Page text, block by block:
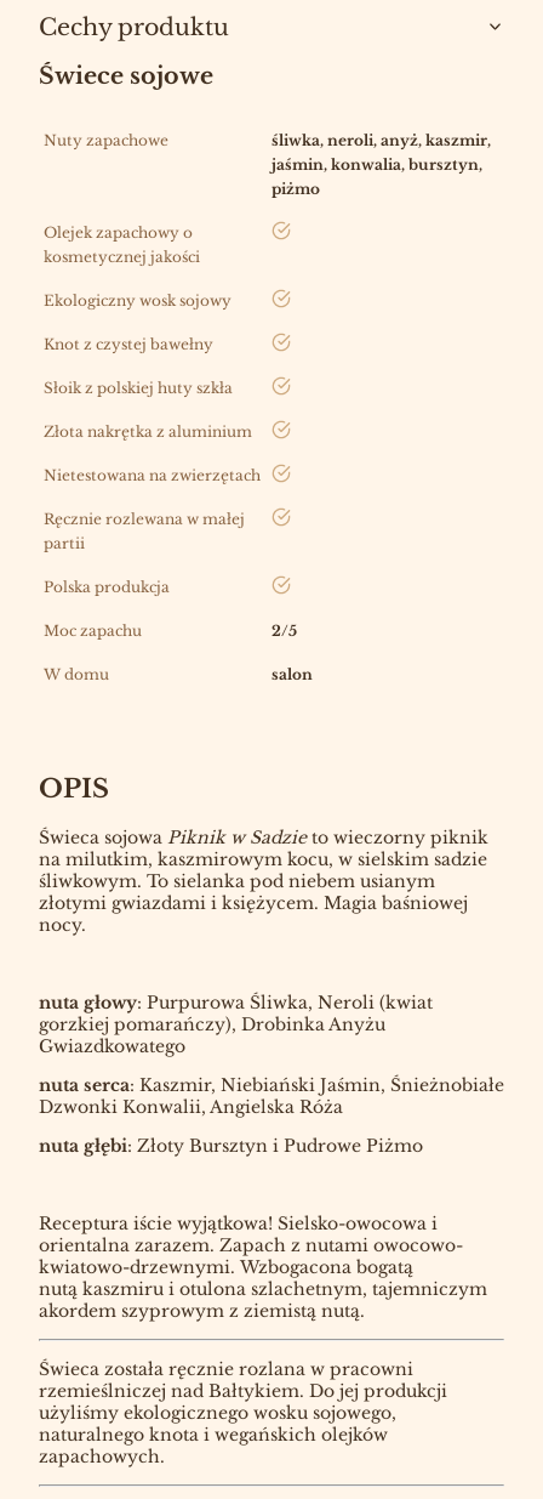
Cechy produktu
Świece sojowe
Nuty zapachowe
śliwka, neroli, anyż, kaszmir,
jaśmin, konwalia, bursztyn,
piżmo
Olejek zapachowy o
kosmetycznej jakości
tak
Ekologiczny wosk sojowy tak
Knot z czystej bawełny tak
Słoik z polskiej huty szkła tak
Złota nakrętka z aluminium tak
Nietestowana na zwierzętach tak
Ręcznie rozlewana w małej
partii
tak
Polska produkcja tak
Moc zapachu 2/5
W domu salon
OPIS
Świeca sojowa Piknik w Sadzieto wieczorny piknik
na milutkim, kaszmirowym kocu, w sielskim sadzie
śliwkowym. To sielanka pod niebem usianym
złotymi gwiazdami i księżycem. Magia baśniowej
nocy.
nuta głowy: Purpurowa Śliwka, Neroli (kwiat
gorzkiej pomarańczy), Drobinka Anyżu
Gwiazdkowatego
nuta serca: Kaszmir, Niebiański Jaśmin, Śnieżnobiałe
Dzwonki Konwalii, Angielska Róża
nuta głębi: Złoty Bursztyn i Pudrowe Piżmo
Receptura iście wyjątkowa! Sielsko-owocowa i
orientalna zarazem. Zapach z nutami owocowo-
kwiatowo-drzewnymi. Wzbogacona bogatą
nutą kaszmiru i otulona szlachetnym, tajemniczym
akordem szyprowym z ziemistą nutą.
Świeca została ręcznie rozlana w pracowni
rzemieślniczej nad Bałtykiem. Do jej produkcji
użyliśmy ekologicznego wosku sojowego,
naturalnego knota i wegańskich olejków
zapachowych.